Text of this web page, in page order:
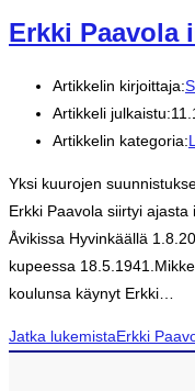
Erkki Paavola
Artikkelin kirjoittaja:
Artikkeli julkaistu:
Artikkelin kategoria:
Yksi kuurojen
Erkki Paavola siirtyi
Åvikissa Hyvinkäällä
kupeessa
koulunsa käynyt Erkki…
Jatka lukemistaErkki